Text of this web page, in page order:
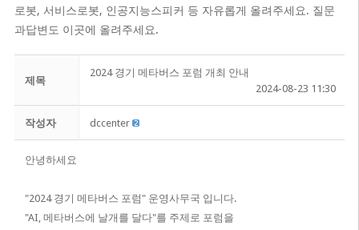
로봇, 서비스로봇, 인공지능스피커 등 자유롭게 올려주세요. 질문
과답변도 이곳에 올려주세요.
제목
2024 경기 메타버스 포럼 개최 안내
2024-08-23 11:30
작성자 dccenter
안녕하세요
"2024 경기 메타버스 포럼 " 운영사무국 입니다.
"AI, 메타버스에 날개를 달다"를 주제로 포럼을